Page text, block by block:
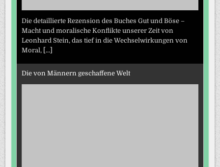
Die detaillierte Rezension des Buches Gut und Böse –
Macht und moralische Konflikte unserer Zeit von
Leonhard Stein, das tief in die Wechselwirkungen von
Moral, [...]
Die von Männern geschaffene Welt